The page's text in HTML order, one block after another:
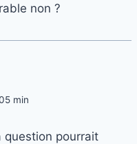
non ?
min
question pourrait